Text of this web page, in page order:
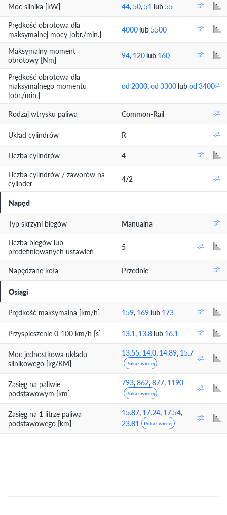
Moc silnika [kW] 44, 50, 51 lub 55
Prędkość obrotowa dla
maksymalnej mocy [obr./min.]
4000 lub 5500
Maksymalny moment
obrotowy [Nm]
94, 120 lub 160
Prędkość obrotowa dla
maksymalnego momentu
[obr./min.]
od 2000,od 3300 lubod 3400
Rodzaj wtrysku paliwa Common-Rail
Układ cylindrów R
Liczba cylindrów
4
Liczba cylindrów / zaworów na
cylinder
4/2
Napęd
Typ skrzyni biegów
Manualna
Liczba biegów lub
predefiniowanych ustawień
5
Napędzane koła Przednie
Osiągi
Prędkość maksymalna [km/h] 159, 169 lub 173
Przyspieszenie 0-100 km/h [s] 13.1, 13.8 lub 16.1
Moc jednostkowa układu
silnikowego [kg/KM]
13.55, 14.0, 14.89, 15.7
Pokaż więcej
Zasięg na paliwie
podstawowym [km]
793,862,877, 1190
Pokaż więcej
Zasięg na 1 litrze paliwa
podstawowego [km]
15.87, 17.24, 17.54,
23.81
Pokaż więcej